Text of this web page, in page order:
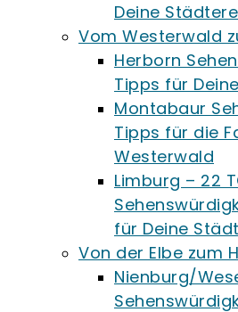
Deine
Vom Westerwald
Herborn
Tipps für
Montabaur
Tipps für die
Westerwald
Limburg – 22
für Deine
Von der Elbe zum
Nienburg/